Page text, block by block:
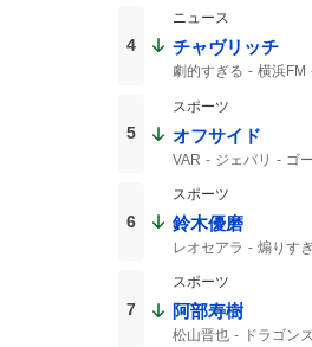
SUPER EIGHT
4
ニュース
チャヴリッチ
劇的すぎる 横浜FM
チャヴ
5
スポーツ
オフサイド
VAR ジェバリ ゴ
6
スポーツ
鈴木優磨
レオセアラ 煽りす
7
スポーツ
阿部寿樹
松山晋也 ドラゴン